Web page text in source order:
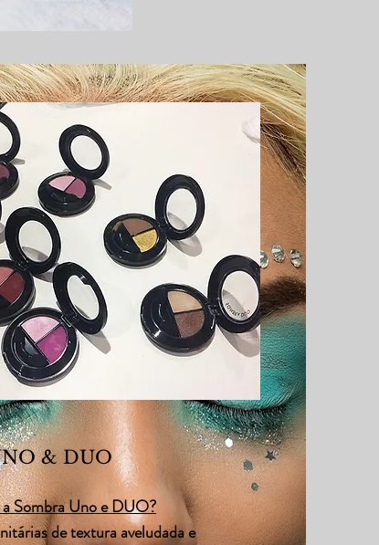
& DUO
a Sombra Uno e DUO?
de textura aveludada e